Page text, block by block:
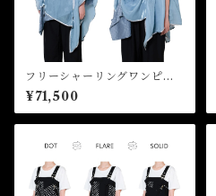
フリーシャーリングワンピー
ス Free Shirring Dress
¥71,500